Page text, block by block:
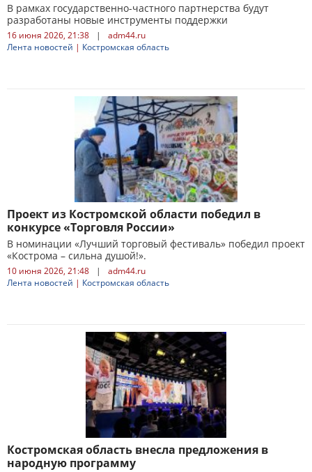
В рамках государственно-частного партнерства будут
разработаны новые инструменты поддержки
16 июня 2026, 21:38 |
adm44.ru
Лента новостей | Костромская область
Проект из Костромской области победил в
конкурсе «Торговля России»
В номинации «Лучший торговый фестиваль» победил проект
«Кострома – сильна душой!».
10 июня 2026, 21:48 |
adm44.ru
Лента новостей | Костромская область
Костромская область внесла предложения в
народную программу